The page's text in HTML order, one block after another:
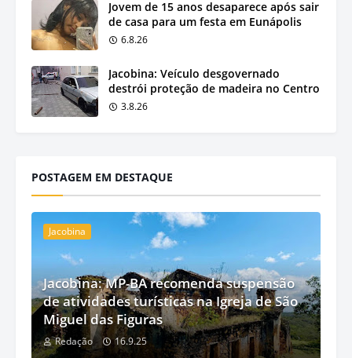
Jovem de 15 anos desaparece após sair
de casa para um festa em Eunápolis
6.8.26
Jacobina: Veículo desgovernado
destrói proteção de madeira no Centro
3.8.26
POSTAGEM EM DESTAQUE
Jacobina
Jacobina: MP-BA recomenda suspensão
de atividades turísticas na Igreja de São
Miguel das Figuras
Redação 16.9.25